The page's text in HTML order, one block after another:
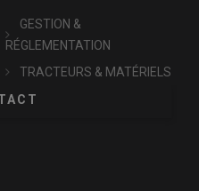
GESTION &
RÉGLEMENTATION
TRACTEURS & MATÉRIELS